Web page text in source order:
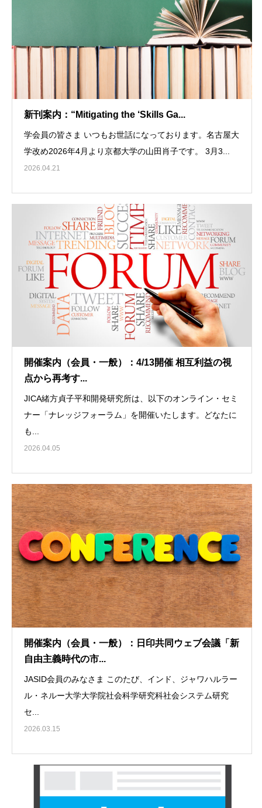
新刊案内：“Mitigating the ‘Skills Ga...
学会員の皆さま いつもお世話になっております。名古屋大
学改め2026年4月より京都大学の山田肖子です。 3月3...
2026.04.21
開催案内（会員・一般）：4/13開催 相互利益の視
点から再考す...
JICA緒方貞子平和開発研究所は、以下のオンライン・セミ
ナー「ナレッジフォーラム」を開催いたします。どなたに
も...
2026.04.05
開催案内（会員・一般）：日印共同ウェブ会議「新
自由主義時代の市...
JASID会員のみなさま このたび、インド、ジャワハルラー
ル・ネルー大学大学院社会科学研究科社会システム研究
セ...
2026.03.15